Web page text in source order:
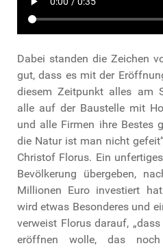
Dabei standen die Zeichen
gut, dass es mit der
diesem Zeitpunkt alles am
alle auf der Baustelle mit
und alle Firmen ihre Bestes
die Natur ist man nicht
Christof Florus. Ein
Bevölkerung übergeben,
Millionen Euro investiert
wird etwas Besonderes und
verweist Florus darauf,
eröffnen wolle, das